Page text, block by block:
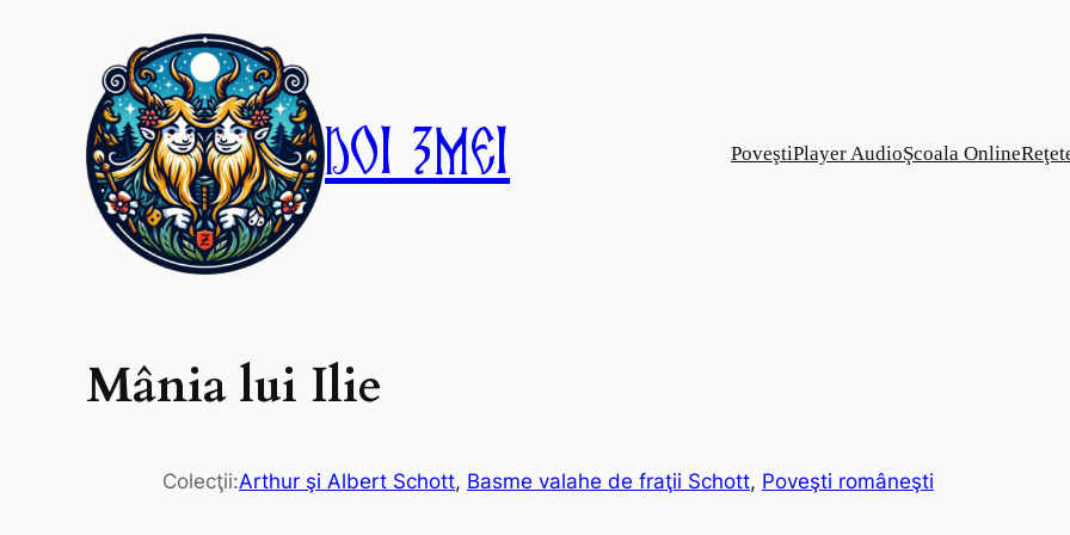
Doi Zmei PoveştiPlayer AudioŞcoala Online
Mânia lui Ilie
Colecţii:Arthur şi Albert Schott, Basme valahe de fraţii Schott, Poveşti româneşti